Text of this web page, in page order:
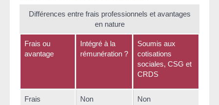
Différences entre frais professionnels et avantages
en nature
Frais ou
avantage
Intégré à la
rémunération ?
Soumis aux
cotisations
sociales, CSG et
CRDS
Frais
Non Non